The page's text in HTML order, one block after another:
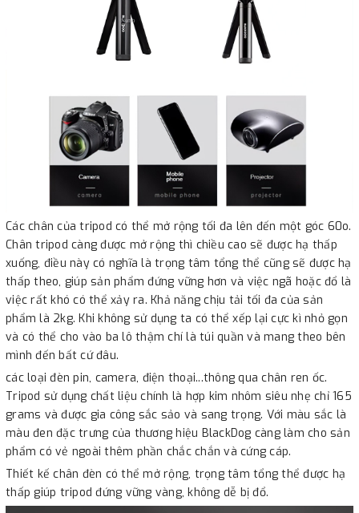
Các chân của tripod có thể mở rộng tối đa lên đến một góc 60o.
Chân tripod càng được mở rộng thì chiều cao sẽ được hạ thấp
xuống, điều này có nghĩa là trọng tâm tổng thể cũng sẽ được hạ
thấp theo, giúp sản phẩm đứng vững hơn và việc ngã hoặc đổ là
việc rất khó có thể xảy ra. Khả năng chịu tải tối đa của sản
phẩm là 2kg. Khi không sử dụng ta có thể xếp lại cực kì nhỏ gọn
và có thể cho vào ba lô thậm chí là túi quần và mang theo bên
mình đến bất cứ đâu.
các loại đèn pin, camera, điện thoại...thông qua chân ren ốc.
Tripod sử dụng chất liệu chính là hợp kim nhôm siêu nhẹ chỉ 165
grams và được gia công sắc sảo và sang trọng. Với màu sắc là
màu đen đặc trưng của thương hiệu BlackDog càng làm cho sản
phẩm có vẻ ngoài thêm phần chắc chắn và cứng cáp.
Thiết kế chân đèn có thể mở rộng, trọng tâm tổng thể được hạ
thấp giúp tripod đứng vững vàng, không dễ bị đổ.